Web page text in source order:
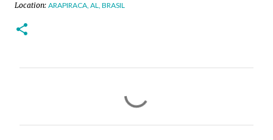
Location: ARAPIRACA, AL, BRASIL